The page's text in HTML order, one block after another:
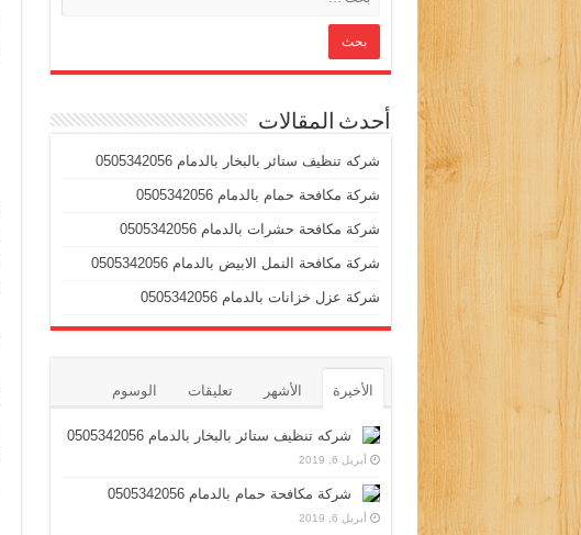
أحدث المقالات
شركه تنظيف ستائر بالبخار بالدمام 0505342056
شركة مكافحة حمام بالدمام 0505342056
شركة مكافحة حشرات بالدمام 0505342056
شركة مكافحة النمل الابيض بالدمام 0505342056
شركة عزل خزانات بالدمام 0505342056
الأخيرة الأشهر تعليقات الوسوم
شركه تنظيف ستائر بالبخار بالدمام 0505342056
أبريل 6, 2019
شركة مكافحة حمام بالدمام 0505342056
أبريل 6, 2019